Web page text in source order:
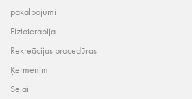
pakalpojumi
Fizioterapija
Rekreācijas procedūras
Ķermenim
Sejai